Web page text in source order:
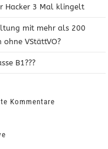
Hacker 3 Mal klingelt
mit mehr als 200
ohne VStättVO?
B1???
Kommentare